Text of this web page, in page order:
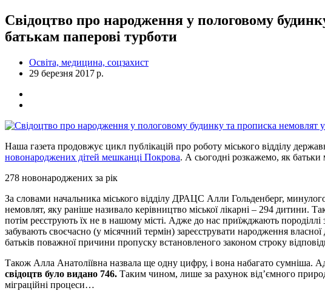
Свідоцтво про народження у пологовому
батькам паперові турботи
Освіта, медицина, соцзахист
29 березня 2017 р.
Наша газета продовжує цикл публікацій про роботу міського відділу
новонароджених дітей мешканці Покрова. А сьогодні розкажемо, як
278 новонароджених за рік
За словами начальника міського відділу ДРАЦС Алли Гольденберг,
немовлят, яку раніше називало керівництво міської лікарні – 294 дитини.
потім реєструють їх не в нашому місті. Адже до нас приїжджають
забувають своєчасно (у місячний термін) зареєструвати народження
батьків поважної причини пропуску встановленого законом строку
Також Алла Анатоліївна назвала ще одну цифру, і вона набагато сумніша.
свідоцтв було видано 746. Таким чином, лише за рахунок від’ємного
міграційні процеси…